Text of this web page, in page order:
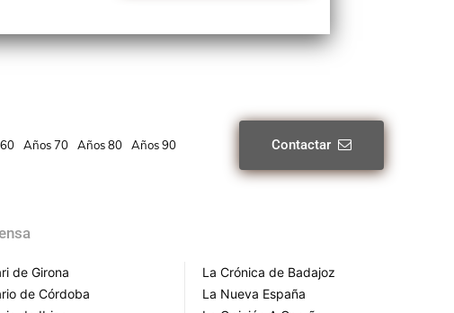
Años 70 Años 80 Años 90 Contactar
de Girona
de Córdoba
La Crónica de Badajoz
La Nueva España